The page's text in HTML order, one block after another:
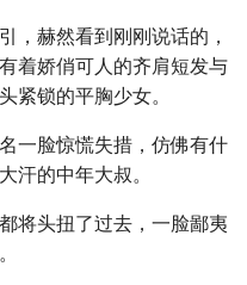
，赫然看到刚刚说话的，
着娇俏可人的齐肩短发与
紧锁的平胸少女。
一脸惊慌失措，仿佛有什
汗的中年大叔。
将头扭了过去，一脸鄙夷